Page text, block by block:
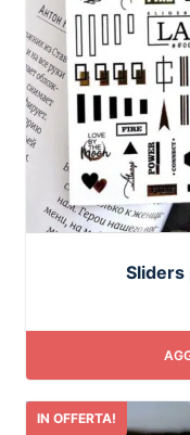
Sliders
IN OFFERTA!